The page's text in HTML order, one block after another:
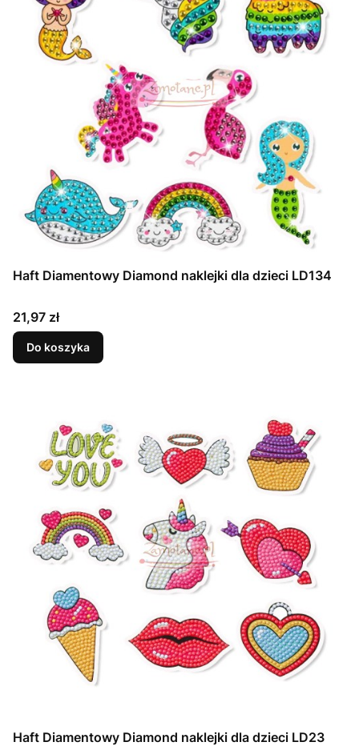
Haft Diamentowy Diamond naklejki dla dzieci LD134
Cena
21,97 zł
Do koszyka
Haft Diamentowy Diamond naklejki dla dzieci LD23